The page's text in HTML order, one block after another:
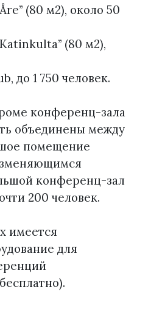
(80 м2), около 50
(80 м2),
до 1 750 человек.
конференц-зала
объединены между
помещение
конференц-зал
200 человек.
имеется
для